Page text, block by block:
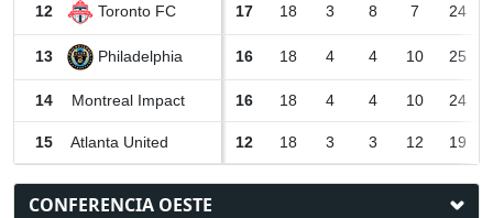
12 Toronto FC 17 18 3 8 7 24
13 Philadelphia 16 18 4 4 10 25
14 Montreal Impact 16 18 4 4 10 24
15 Atlanta United 12 18 3 3 12 19
CONFERENCIA OESTE